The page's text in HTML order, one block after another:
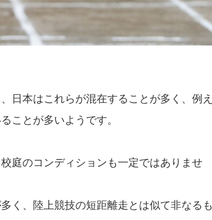
日本はこれらが混在することが多く、例え
ことが多いようです。
庭のコンディションも一定ではありませ
く、陸上競技の短距離走とは似て非なるも